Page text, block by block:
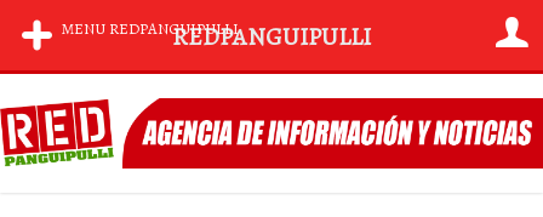
MENU REDPANGUIPULLIREDPANGUIPULLI